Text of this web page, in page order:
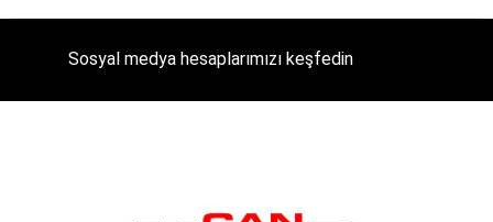
Sosyal medya hesaplarımızı keşfedin